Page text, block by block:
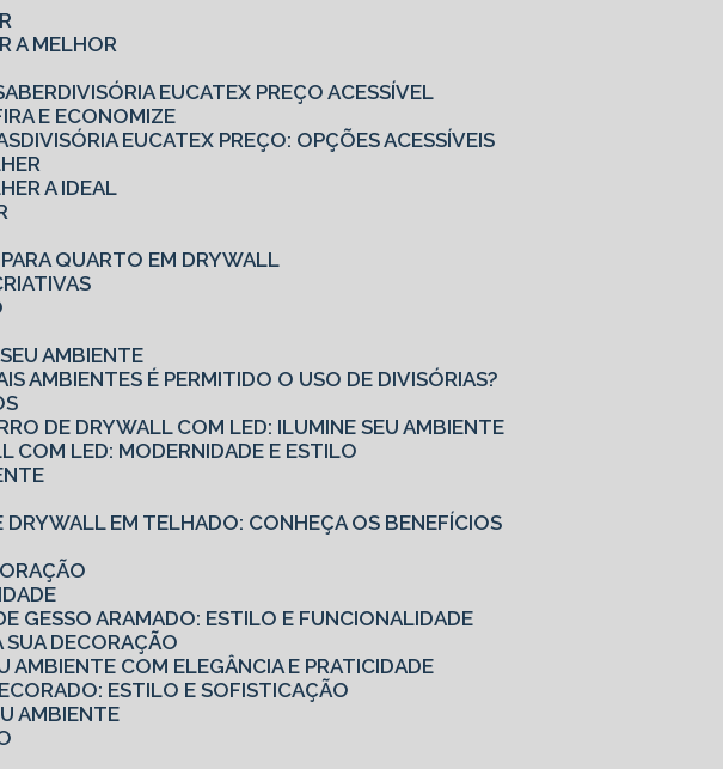
A MELHOR
DIVISÓRIA EUCATEX PREÇO ACESSÍVEL
E ECONOMIZE
DIVISÓRIA EUCATEX PREÇO: OPÇÕES ACESSÍVEIS
A IDEAL
PARA QUARTO EM DRYWALL
AMBIENTE
AMBIENTES É PERMITIDO O USO DE DIVISÓRIAS?
DE DRYWALL COM LED: ILUMINE SEU AMBIENTE
COM LED: MODERNIDADE E ESTILO
DRYWALL EM TELHADO: CONHEÇA OS BENEFÍCIOS
GESSO ARAMADO: ESTILO E FUNCIONALIDADE
SUA DECORAÇÃO
AMBIENTE COM ELEGÂNCIA E PRATICIDADE
ESTILO E SOFISTICAÇÃO
AMBIENTE